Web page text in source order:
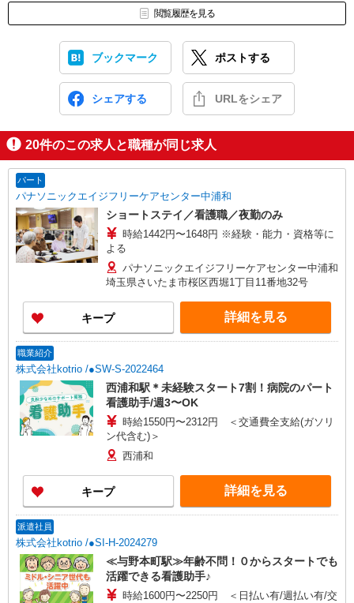
閲覧履歴を見る
ブックマーク ポストする
シェアする URLをシェア
20件のこの求人と職種が同じ求人
パート
パナソニックエイジフリーケアセンター中浦和
ショートステイ／看護職／夜勤のみ
時給1442円〜1648円 ※経験・能力・資格等に
よる
パナソニックエイジフリーケアセンター中浦和
埼玉県さいたま市桜区西堀1丁目11番地32号
キープ 詳細を見る
職業紹介
株式会社kotrio /●SW-S-2022464
西浦和駅＊未経験スタート7割！病院のパート
看護助手/週3〜OK
時給1550円〜2312円 ＜交通費全支給(ガソリ
ン代含む)＞
西浦和
キープ 詳細を見る
派遣社員
株式会社kotrio /●SI-H-2024279
≪与野本町駅≫年齢不問！０からスタートでも
活躍できる看護助手♪
時給1600円〜2250円 ＜日払い有/週払い有/交